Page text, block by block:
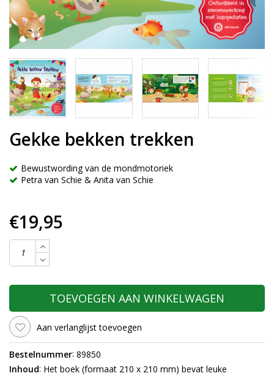
Gekke bekken trekken
Bewustwording van de mondmotoriek
Petra van Schie & Anita van Schie
€19,95
TOEVOEGEN AAN WINKELWAGEN
Aan verlanglijst toevoegen
Bestelnummer: 89850
Inhoud: Het boek (formaat 210 x 210 mm) bevat leuke